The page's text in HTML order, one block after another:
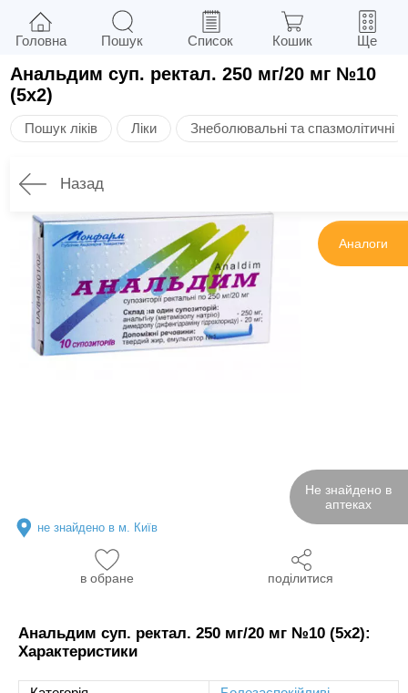
Анальдим суп. ректал. 250 мг/20 мг №10
(5х2)
Пошук ліків Ліки Знеболювальні та спазмолітичні
Назад
Аналоги
Не знайдено в
аптеках
не знайдено в м. Київ
в обране поділитися
Анальдим суп. ректал. 250 мг/20 мг №10 (5х2):
Характеристики
Головна Пошук Список Кошик Ще